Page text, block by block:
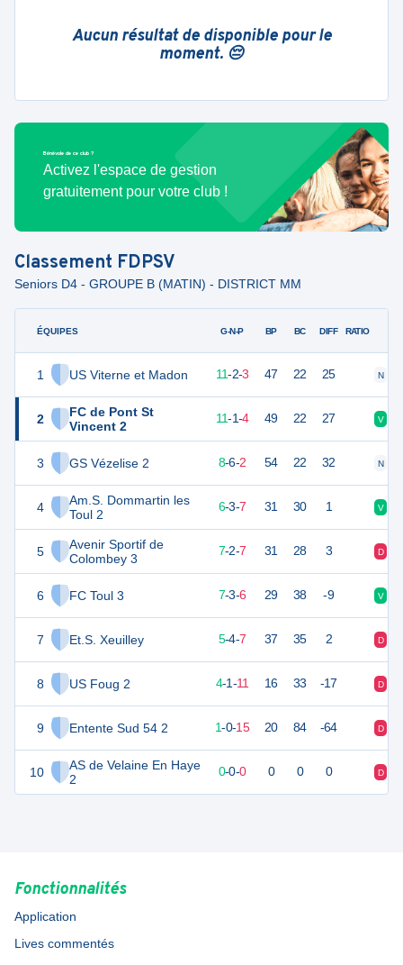
Aucun résultat de disponible pour le
moment. 😔
Bénévole de ce club ?
Activez l'espace de gestion
gratuitement pour votre club !
Classement FDPSV
Seniors D4 - GROUPE B (MATIN) - DISTRICT MM
ÉQUIPES
1 US Viterne et Madon
2
FC de Pont St
Vincent 2
3 GS Vézelise 2
4
Am.S. Dommartin les
Toul 2
5
Avenir Sportif de
Colombey 3
6 FC Toul 3
7 Et.S. Xeuilley
8 US Foug 2
9 Entente Sud 54 2
10
AS de Velaine En Haye
2
G-N-P BP BC DIFF RATIO
35 16 11-2-3 47 22 25 N
11-1-4 49 22 27 V
8-6-2 54 22 32 N
24 16 6-3-7 31 30 1 V
23 7-2-7 31 28 3 D
7-3-6 29 38 -9 V
5-4-7 37 35 2 D
4-1-11 16 33 -17 D
3 1-0-15 20 84 -64 D
0 0 0-0-0 0 0 0 D
Fonctionnalités
Application
Lives commentés